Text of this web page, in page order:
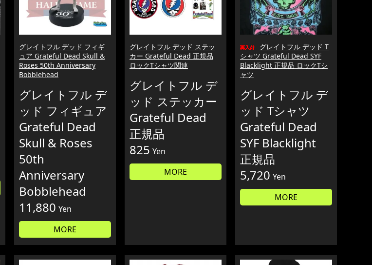
グレイトフル デッド フィギ
ュア Grateful Dead Skull &
Roses 50th Anniversary
Bobblehead
グレイトフル デ
ッド フィギュア
Grateful Dead
Skull & Roses
50th
Anniversary
Bobblehead
11,880 Yen
MORE
グレイトフル デッド ステッ
カー Grateful Dead 正規品
ロックTシャツ関連
グレイトフル デ
ッド ステッカー
Grateful Dead
正規品
825 Yen
MORE
グレイトフル デッド T
シャツ Grateful Dead SYF
Blacklight 正規品 ロックTシ
ャツ
グレイトフル デ
ッド Tシャツ
Grateful Dead
SYF Blacklight
正規品
5,720 Yen
MORE